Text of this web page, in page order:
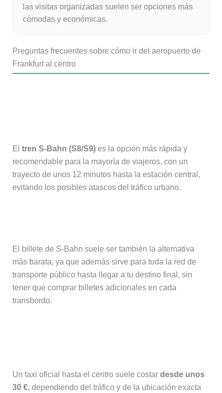
las visitas organizadas suelen ser opciones más
cómodas y económicas.
Preguntas frecuentes sobre cómo ir del aeropuerto de
Frankfurt al centro
El tren S-Bahn (S8/S9)es la opción más rápida y
recomendable para la mayoría de viajeros, con un
trayecto de unos 12 minutos hasta la estación central,
evitando los posibles atascos del tráfico urbano.
El billete de S-Bahn suele ser también la alternativa
más barata, ya que además sirve para toda la red de
transporte público hasta llegar a tu destino final, sin
tener que comprar billetes adicionales en cada
transbordo.
Un taxi oficial hasta el centro suele costar desde unos
30 €, dependiendo del tráfico y de la ubicación exacta